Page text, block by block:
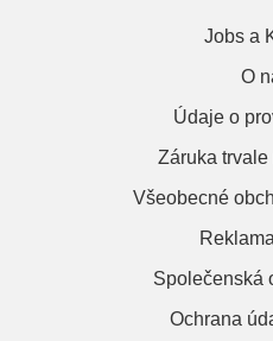
Jobs a
O
Údaje o
Záruka
Všeobecné
Společenská
Ochrana